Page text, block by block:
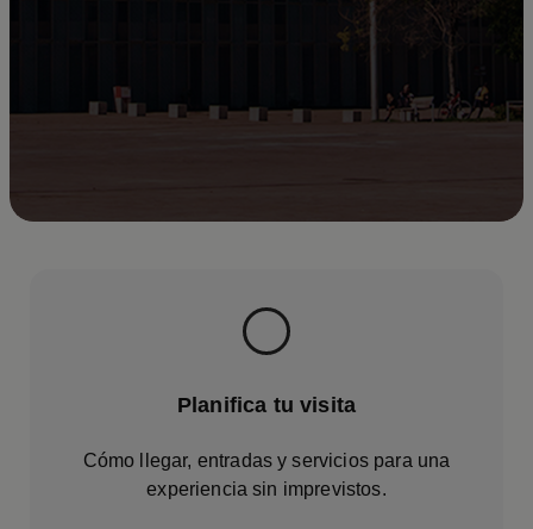
Planifica tu visita
Cómo llegar, entradas y servicios para una
experiencia sin imprevistos.